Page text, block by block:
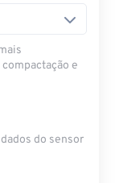
e
do sensor